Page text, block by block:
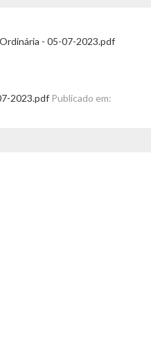
- 05-07-2023.pdf
2023.pdf Publicado em: